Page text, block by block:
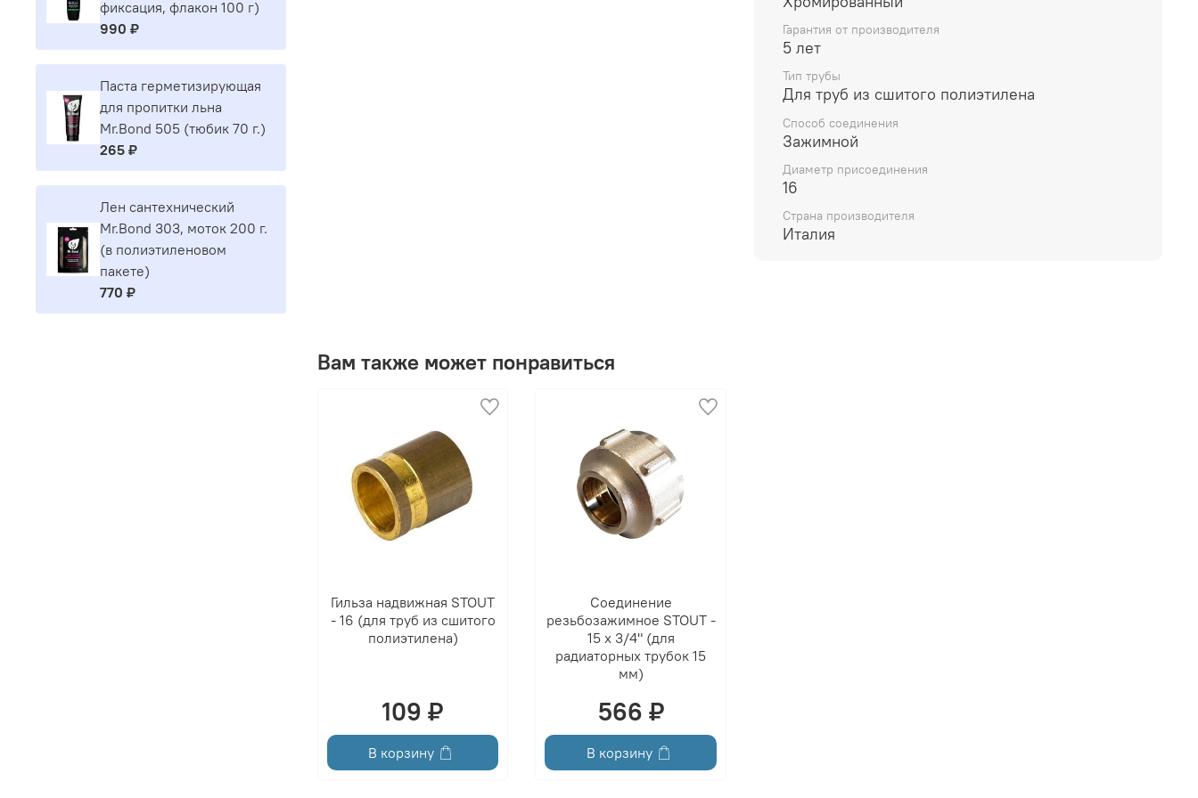
Гарантия от производителя
5 лет
Тип трубы
Для труб из сшитого полиэтилена
Способ соединения
Зажимной
Диаметр присоединения
16
Страна производителя
Италия
Вам также может понравиться
Гильза надвижная STOUT
- 16 (для труб из сшитого
полиэтилена)
109 ₽
В корзину
Соединение
резьбозажимное STOUT -
15 x 3/4" (для
радиаторных трубок 15
мм)
566 ₽
В корзину
фиксация, флакон 100 г)
990 ₽
Паста герметизирующая
для пропитки льна
Mr.Bond 505 (тюбик 70 г.)
265 ₽
Лен сантехнический
Mr.Bond 303, моток 200 г.
(в полиэтиленовом
пакете)
770 ₽